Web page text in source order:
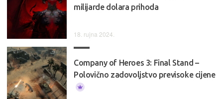
milijarde dolara prihoda
18. rujna 2024.
Company of Heroes 3: Final Stand –
Polovično zadovoljstvo previsoke cijene